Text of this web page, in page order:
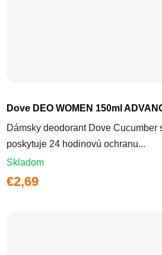
Dove DEO WOMEN 150ml
Dámsky deodorant Dove Cucumber
poskytuje 24 hodinovú ochranu...
Skladom
€2,69